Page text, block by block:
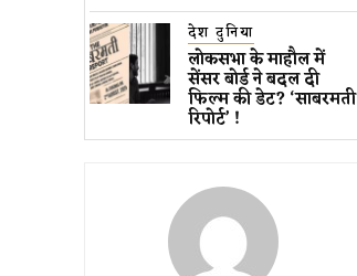
देश दुनिया
लोकसभा के माहौल में
सेंसर बोर्ड ने बदल दी
फिल्म की डेट? ‘साबरमती
रिपोर्ट’ !